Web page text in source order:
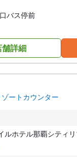
バス停前
舗詳細
ートカウンター
ホテル那覇シティリ